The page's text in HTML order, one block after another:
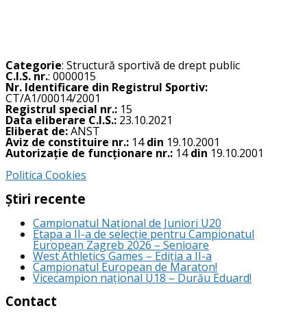
Categorie: Structură sportivă de drept public
C.I.S. nr.: 0000015
Nr. Identificare din Registrul Sportiv:
CT/A1/00014/2001
Registrul special nr.: 15
Data eliberare C.I.S.: 23.10.2021
Eliberat de:ANST
Aviz de constituire nr.: 14din 19.10.2001
Autorizație de funcționare nr.: 14din 19.10.2001
Politica Cookies
Știri recente
Campionatul Național de Juniori U20
Etapa a II-a de selecție pentru Campionatul
European Zagreb 2026 – Senioare
West Athletics Games – Ediția a II-a
Campionatul European de Maraton!
Vicecampion național U18 – Durău Eduard!
Contact